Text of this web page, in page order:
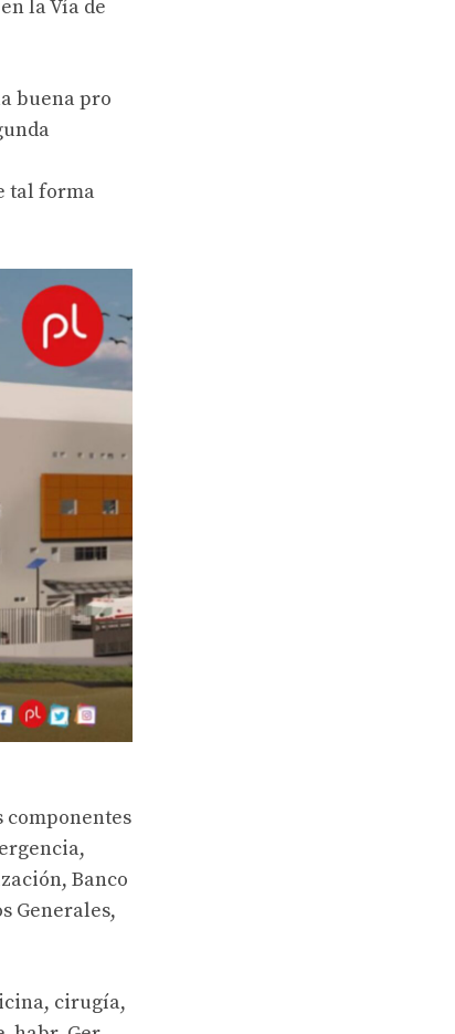
la Vía de
buena pro
tal forma
componentes
Banco
Generales,
cirugía,